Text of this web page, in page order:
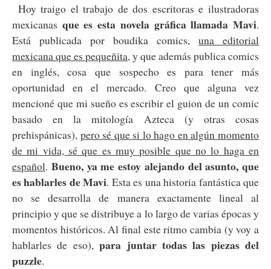
Hoy traigo el trabajo de dos escritoras e ilustradoras
mexicanas que es esta novela gráfica llamada Mavi.
Está publicada por boudika comics, una editorial
mexicana que es pequeñita, y que además publica comics
en inglés, cosa que sospecho es para tener más
oportunidad en el mercado. Creo que alguna vez
mencioné que mi sueño es escribir el guion de un comic
basado en la mitología Azteca (y otras cosas
prehispánicas), pero sé que si lo hago en algún momento
de mi vida, sé que es muy posible que no lo haga en
español. Bueno, ya me estoy alejando del asunto, que
es hablarles de Mavi. Esta es una historia fantástica que
no se desarrolla de manera exactamente lineal al
principio y que se distribuye a lo largo de varias épocas y
momentos históricos. Al final este ritmo cambia (y voy a
hablarles de eso),para juntar todas las piezas del
puzzle.